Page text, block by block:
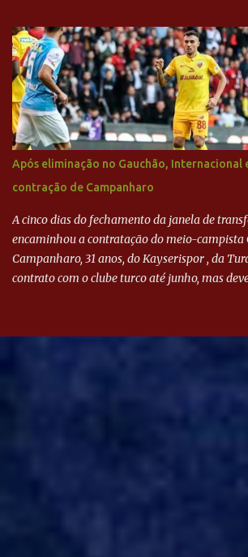
Após eliminação no Gauchão, Internacional
contração de Campanharo
A cinco dias do fechamento da janela de
encaminhou a contratação do meio-campista
Campanharo, 31 anos, do Kayserispor , da
contrato com o clube turco até junho, mas
Evian, da França, Hellas Verona, da Itália, e